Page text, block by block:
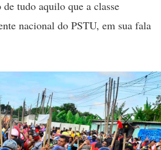
tudo aquilo que a classe
nacional do PSTU, em sua fala